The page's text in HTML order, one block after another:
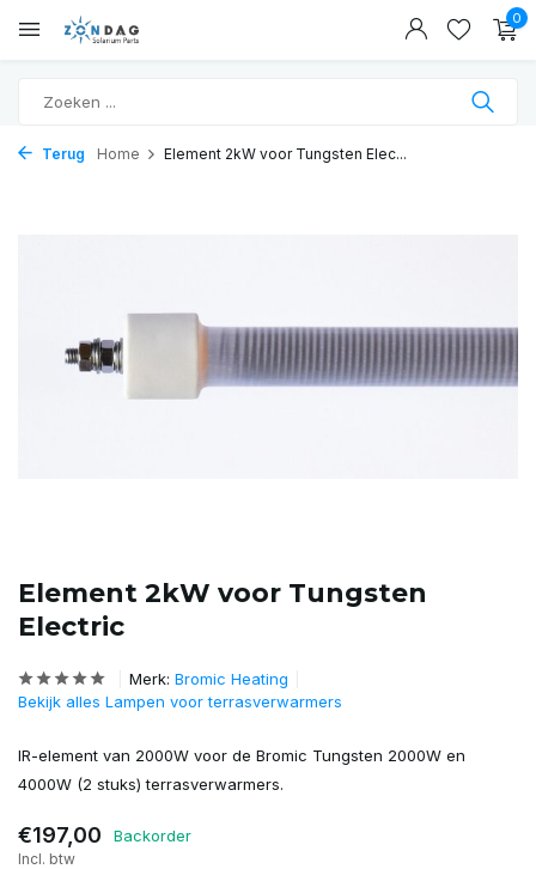
0
Terug Home Element 2kW voor Tungsten Elec...
Element 2kW voor Tungsten
Electric
Merk: Bromic Heating
Bekijk alles Lampen voor terrasverwarmers
IR-element van 2000W voor de Bromic Tungsten 2000W en
4000W (2 stuks) terrasverwarmers.
€197,00 Backorder
Incl. btw